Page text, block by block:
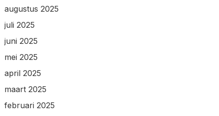
augustus 2025
juli 2025
juni 2025
mei 2025
april 2025
maart 2025
februari 2025